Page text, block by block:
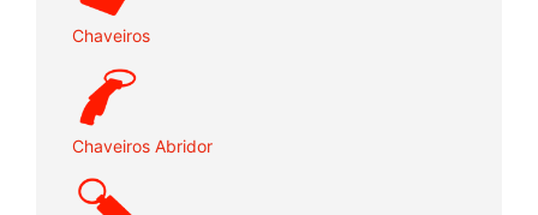
Chaveiros
Chaveiros Abridor